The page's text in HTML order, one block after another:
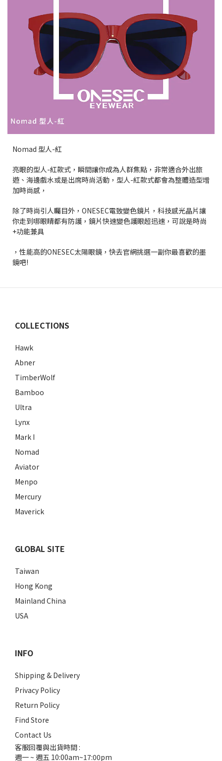
Nomad 型人-紅
亮眼的型人-紅款式，瞬間讓你成為人群焦點，非常適合外出旅
遊、海邊戲水或是出席時尚活動，型人-紅款式都會為整體造型增
加時尚感，
除了時尚引人矚目外，ONESEC電致變色鏡片，科技感光晶片讓
你走到哪眼睛都有防護，鏡片快速變色護眼超迅速，可說是時尚
+功能兼具
，性能高的ONESEC太陽眼鏡，快去官網挑選一副你最喜歡的墨
鏡吧!
COLLECTIONS
Hawk
Abner
TimberWolf
Bamboo
Ultra
Lynx
Mark I
Nomad
Aviator
Menpo
Mercury
Maverick
GLOBAL SITE
Taiwan
Hong Kong
Mainland China
USA
INFO
Shipping & Delivery
Privacy Policy
Return Policy
Find Store
Contact Us
客服回覆與出貨時間 :
週一 ~ 週五 10:00am~17:00pm